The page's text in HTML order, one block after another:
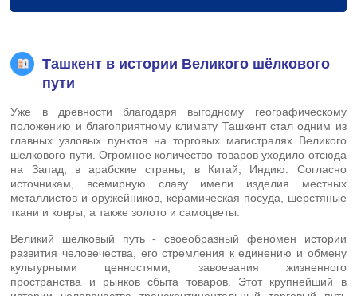
Ташкент в истории Великого шёлкового
пути
Уже в древности благодаря выгодному географическому
положению и благоприятному климату Ташкент стал одним из
главных узловых пунктов на торговых магистралях Великого
шелкового пути. Огромное количество товаров уходило отсюда
на Запад, в арабские страны, в Китай, Индию. Согласно
источникам, всемирную славу имели изделия местных
металлистов и оружейников, керамическая посуда, шерстяные
ткани и ковры, а также золото и самоцветы.
Великий шелковый путь - своеобразный феномен истории
развития человечества, его стремления к единению и обмену
культурными ценностями, завоевания жизненного
пространства и рынков сбыта товаров. Этот крупнейший в